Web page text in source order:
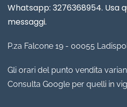
Whatsapp: 3276368954. Usa
messaggi.
P.za Falcone 19 - 00055
Gli orari del punto vendita
Consulta Google per quelli in